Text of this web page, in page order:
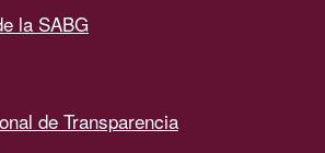
la SABG
de Transparencia